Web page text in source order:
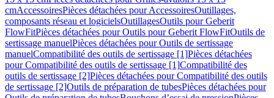
cmAccessoiresPièces détachées pour AccessoiresOutillages,
composants réseau et logicielsOutillagesOutils pour Geberit
FlowFitPièces détachées pour Outils pour Geberit FlowFitOutils de
sertissage manuelPièces détachées pour Outils de sertissage
manuelCompatibilité des outils de sertissage [1]Pièces détachées
pour Compatibilité des outils de sertissage [1]Compatibilité des
outils de sertissage [2]Pièces détachées pour Compatibilité des outils
de sertissage [2]Outils de préparation de tubesPièces détachées pour